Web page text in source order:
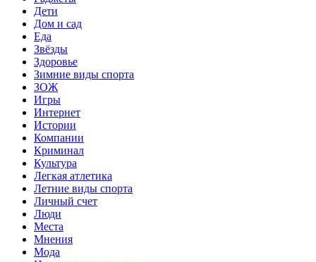
Дети
Дом и сад
Еда
Звёзды
Здоровье
Зимние виды спорта
ЗОЖ
Игры
Интернет
Истории
Компании
Криминал
Культура
Легкая атлетика
Летние виды спорта
Личный счет
Люди
Места
Мнения
Мода